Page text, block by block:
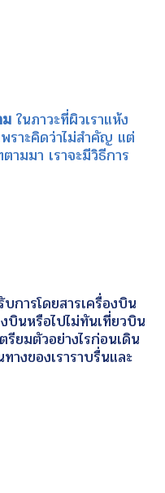
ในภาวะที่ผิวเราแห้ง
ราะคิดว่าไม่สำคัญ แต่
ามมา เราจะมีวิธีการ
การโดยสารเครื่องบิน
บินหรือไปไม่ทันเที่ยวบิน
รียมตัวอย่างไรก่อนเดิน
างของเราราบรื่นและ